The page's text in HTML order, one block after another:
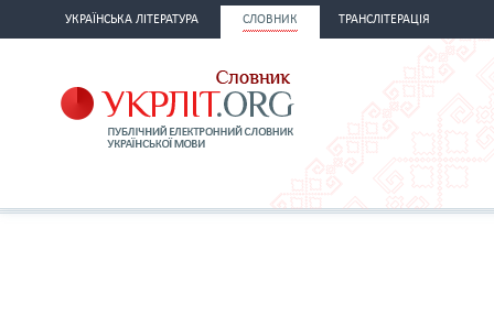
УКРАЇНСЬКА ЛІТЕРАТУРА СЛОВНИК ТРАНСЛІТЕРАЦІЯ